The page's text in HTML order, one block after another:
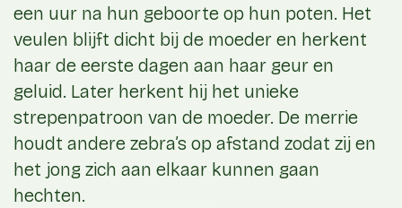
een uur na hun geboorte op hun poten. Het
veulen blijft dicht bij de moeder en herkent
haar de eerste dagen aan haar geur en
geluid. Later herkent hij het unieke
strepenpatroon van de moeder. De merrie
houdt andere zebra’s op afstand zodat zij en
het jong zich aan elkaar kunnen gaan
hechten.